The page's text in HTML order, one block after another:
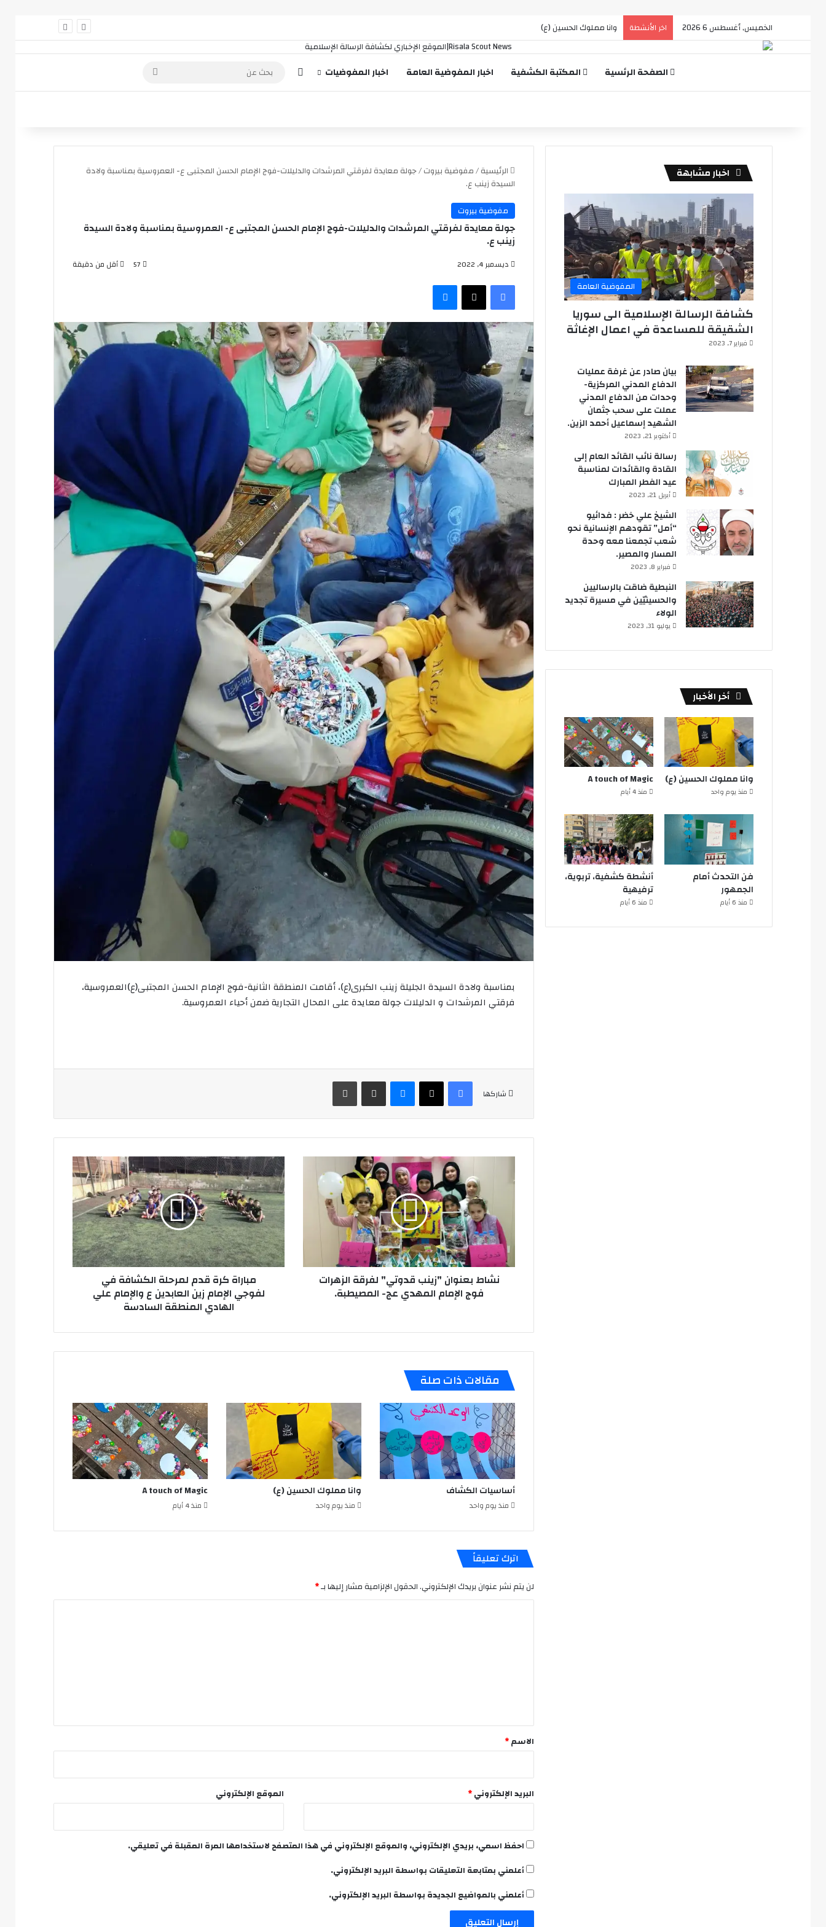
الخميس, أغسطس 6 2026 اخر الأنشطة A touch of Magic
الصفحة الرئسية المكتبة الكشفية اخبار المفوضية العامة اخبار المفوضيات إضافة عمود جانبي
عن
الرئيسية/مفوضية بيروت/جولة معايدة لفرقتي المرشدات والدليلات-فوج الإمام الحسن المجتبى ع- العمروسية بمناسبة ولادة
السيدة زينب ع.
مفوضية بيروت
جولة معايدة لفرقتي المرشدات والدليلات-فوج الإمام الحسن المجتبى ع- العمروسية بمناسبة ولادة السيدة
زينب ع.
ديسمبر 4, 2022 57 أقل من دقيقة
فيسبوك
‫X ماسنجر
بمناسبة ولادة السيدة الجليلة زينب الكبرى(ع)، أقامت المنطقة الثانية-فوج الإمام الحسن المجتبى(ع)العمروسية،
فرقتي المرشدات و الدليلات جولة معايدة على المحال التجارية ضمن أحياء العمروسية.
شاركها
فيسبوك
‫X ماسنجر مشاركة عبر البريد طباعة
"زينب
لفرقة
الزهرات
فوج
الإمام
المهدي
المصيطبة.
نشاط بعنوان "زينب قدوتي" لفرقة الزهرات
فوج الإمام المهدي عج- المصيطبة.
مباراة
كرة
قدم
لمرحلة
الكشافة
في
لفوجي
الإمام
زين
الهادي
السادسة
مباراة كرة قدم لمرحلة الكشافة في
لفوجي الإمام زين العابدين ع والإمام علي
الهادي المنطقة السادسة
مقالات ذات صلة
أساسيات الكشاف
منذ يوم واحد
وانا مملوك الحسين (ع)
منذ يوم واحد
A touch of Magic
منذ 4 أيام
اترك تعليقاً
لن يتم نشر عنوان بريدك الإلكتروني.الحقول الإلزامية مشار إليها بـ*
*
الاسم*
البريد الإلكتروني* الموقع الإلكتروني
احفظ اسمي، بريدي الإلكتروني، والموقع الإلكتروني في هذا المتصفح لاستخدامها المرة المقبلة في تعليقي.
أعلمني بمتابعة التعليقات بواسطة البريد الإلكتروني.
أعلمني بالمواضيع الجديدة بواسطة البريد الإلكتروني.
اخبار مشابهة
المفوضية العامة
كشافة الرسالة الإسلامية الى سوريا
الشقيقة للمساعدة في اعمال الإغاثة
فبراير 7, 2023
بيان صادر عن غرفة عمليات
الدفاع المدني المركزية-
وحدات من الدفاع المدني
عملت على سحب جثمان
الشهيد إسماعيل أحمد الزين.
أكتوبر 21, 2023
رسالة نائب القائد العام إلى
القادة والقائدات لمناسبة
عيد الفطر المبارك
أبريل 21, 2023
الشيخ علي خضر : فدائيو
“أمل” تقودهم الإنسانية نحو
شعب تجمعنا معه وحدة
المسار والمصير.
فبراير 8, 2023
النبطية ضاقت بالرساليين
والحسينيّين في مسيرة تجديد
الولاء
يوليو 31, 2023
أخر الأخبار
وانا مملوك الحسين (ع)
منذ يوم واحد
A touch of Magic
منذ 4 أيام
فن التحدث أمام
الجمهور
منذ 6 أيام
أنشطة كشفية، تربوية،
ترفيهية
منذ 6 أيام